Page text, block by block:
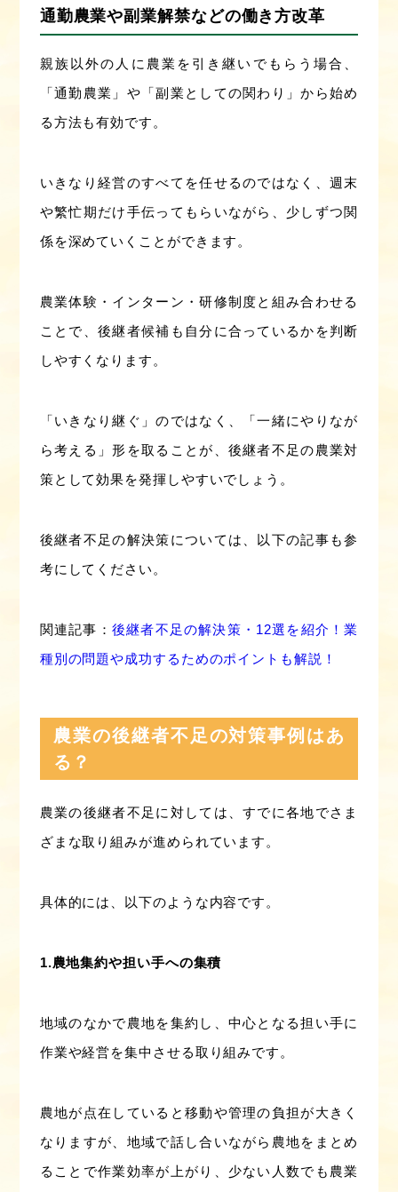
通勤農業や副業解禁などの働き方改革
親族以外の人に農業を引き継いでもらう場合、
「通勤農業」や「副業としての関わり」から始め
る方法も有効です。
いきなり経営のすべてを任せるのではなく、週末
や繁忙期だけ手伝ってもらいながら、少しずつ関
係を深めていくことができます。
農業体験・インターン・研修制度と組み合わせる
ことで、後継者候補も自分に合っているかを判断
しやすくなります。
「いきなり継ぐ」のではなく、「一緒にやりなが
ら考える」形を取ることが、後継者不足の農業対
策として効果を発揮しやすいでしょう。
後継者不足の解決策については、以下の記事も参
考にしてください。
関連記事： 後継者不足の解決策・12選を紹介！業
種別の問題や成功するためのポイントも解説！
農業の後継者不足の対策事例はあ
る？
農業の後継者不足に対しては、すでに各地でさま
ざまな取り組みが進められています。
具体的には、以下のような内容です。
1.農地集約や担い手への集積
地域のなかで農地を集約し、中心となる担い手に
作業や経営を集中させる取り組みです。
農地が点在していると移動や管理の負担が大きく
なりますが、地域で話し合いながら農地をまとめ
ることで作業効率が上がり、少ない人数でも農業